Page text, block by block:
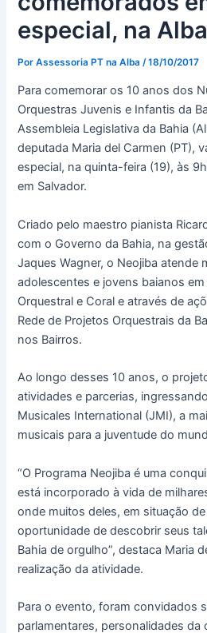
especial, na Alba
PorAssessoria PT na Alba/18/10/2017
Para comemorar os 10 anos dos
Orquestras Juvenis e Infantis da
Assembleia Legislativa da Bahia
deputada Maria del Carmen (PT),
especial, na quinta-feira (19), às
em Salvador.
Criado pelo maestro pianista
com o Governo da Bahia, na
Jaques Wagner, o Neojiba atende
adolescentes e jovens baianos
Orquestral e Coral e através de
Rede de Projetos Orquestrais da
nos Bairros.
Ao longo desses 10 anos, o
atividades e parcerias,
Musicales International (JMI), a
musicais para a juventude do
“O Programa Neojiba é uma
está incorporado à vida de
onde muitos deles, em situação
oportunidade de descobrir seus
Bahia de orgulho”, destaca Maria
realização da atividade.
Para o evento, foram convidados
parlamentares, personalidades da